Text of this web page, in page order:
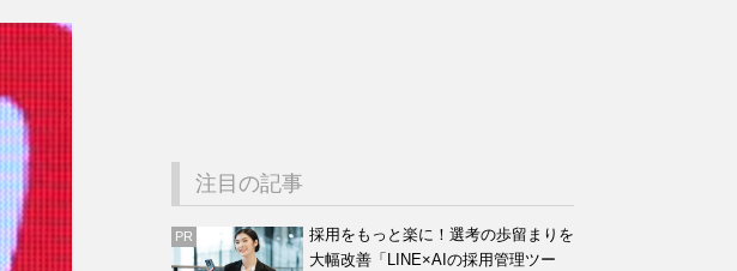
注目の記事
PR
採用をもっと楽に！選考の歩留まりを
大幅改善「LINE×AIの採用管理ツー